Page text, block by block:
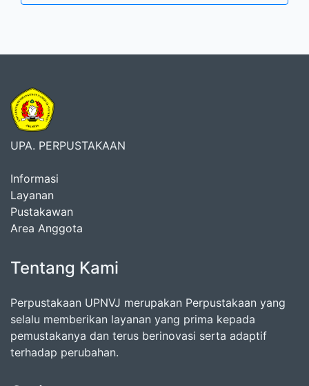
UPA. PERPUSTAKAAN
Informasi
Layanan
Pustakawan
Area Anggota
Tentang Kami
Perpustakaan UPNVJ merupakan Perpustakaan yang
selalu memberikan layanan yang prima kepada
pemustakanya dan terus berinovasi serta adaptif
terhadap perubahan.